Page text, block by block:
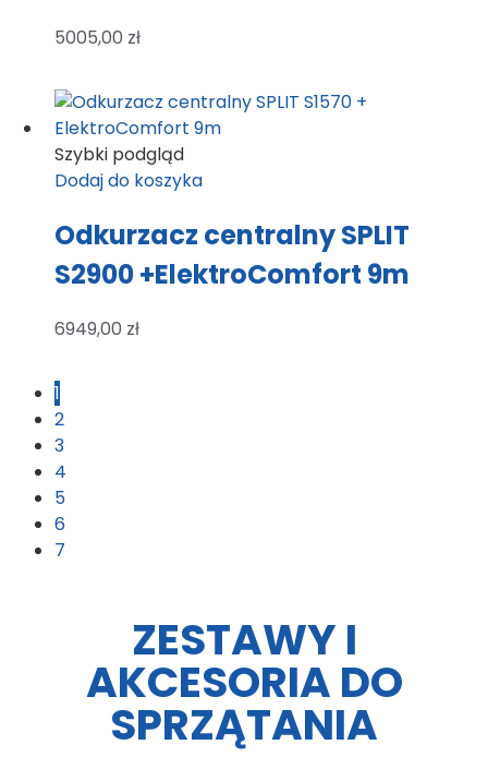
5005,00 zł
Szybki podgląd
Dodaj do koszyka
Odkurzacz centralny SPLIT
S2900 +ElektroComfort 9m
6949,00 zł
1
2
3
4
5
6
7
ZESTAWY I
AKCESORIA DO
SPRZĄTANIA